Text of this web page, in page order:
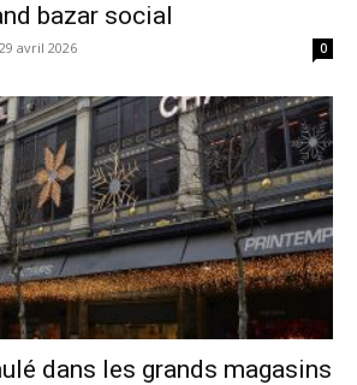
bazar social
29 avril 2026 0
dans les grands magasins